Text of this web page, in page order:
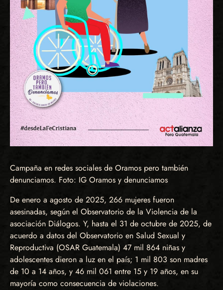
Campaña en redes sociales de Oramos pero también
denunciamos. Foto: IG Oramos y denunciamos
De enero a agosto de 2025, 266 mujeres fueron
asesinadas, según el Observatorio de la Violencia de la
asociación Diálogos. Y, hasta el 31 de octubre de 2025, de
acuerdo a datos del Observatorio en Salud Sexual y
Reproductiva (OSAR Guatemala) 47 mil 864 niñas y
adolescentes dieron a luz en el país; 1 mil 803 son madres
de 10 a 14 años, y 46 mil 061 entre 15 y 19 años, en su
mayoría como consecuencia de violaciones.